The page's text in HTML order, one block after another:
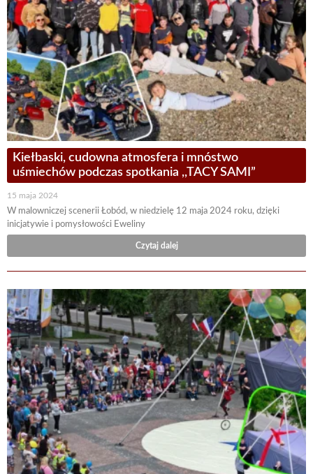
Kiełbaski, cudowna atmosfera i mnóstwo
uśmiechów podczas spotkania ,,TACY SAMI”
15 maja 2024
W malowniczej scenerii Łobód, w niedzielę 12 maja 2024 roku, dzięki
inicjatywie i pomysłowości Eweliny
Czytaj dalej